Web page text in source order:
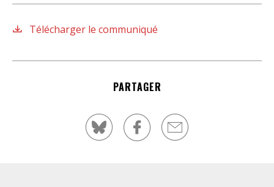
Télécharger le communiqué
PARTAGER